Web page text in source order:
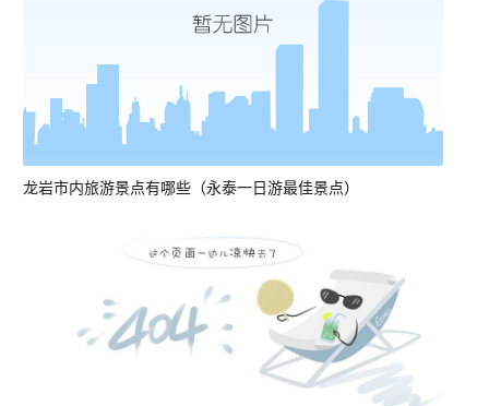
龙岩市内旅游景点有哪些（永泰一日游最佳景点）